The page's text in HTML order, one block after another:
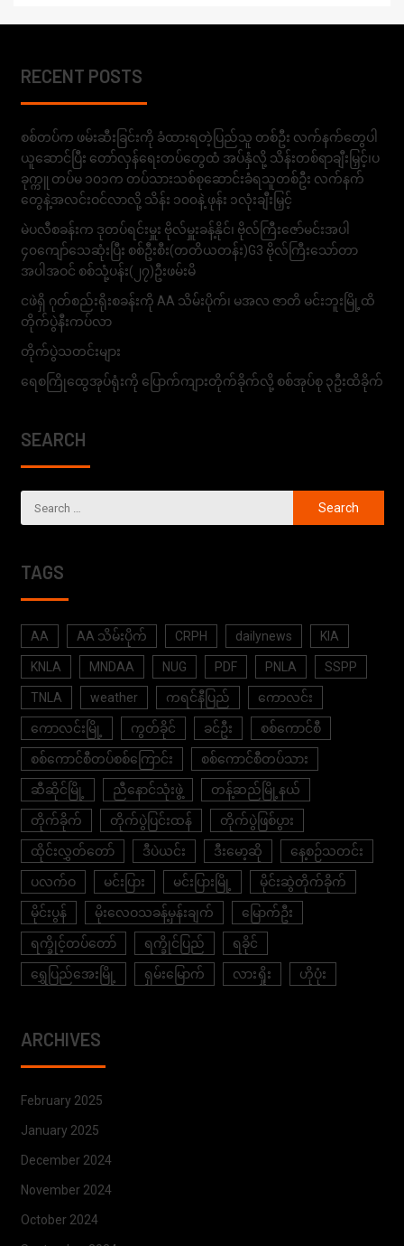
RECENT POSTS
စစ်တပ်က ဖမ်းဆီးခြင်းကို ခံထားရတဲ့ပြည်သူ တစ်ဦး လက်နက်တွေပါ
ယူဆောင်ပြီး တော်လှန်ရေးတပ်တွေထံ အပ်နှံလို့ သိန်းတစ်ရာချီးမြှင့်၊ပ
ခုက္ကူ တပ်မ ၁၀၁က တပ်သားသစ်စုဆောင်းခံရသူတစ်ဦး လက်နက်
တွေနဲ့အလင်းဝင်လာလို့ သိန်း ၁၀၀နဲ့ ဖုန်း ၁လုံးချီးမြှင့်
မဲပလီစခန်းက ဒုတပ်ရင်းမှူး ဗိုလ်မှူးခန့်နိုင်၊ ဗိုလ်ကြီးဇော်မင်းအပါ
၄၀ကျော်သေဆုံးပြီး စစ်ဦးစီး(တတိယတန်း)G3 ဗိုလ်ကြီးသော်တာ
အပါအဝင် စစ်သုံ့ပန်း(၂၇)ဦးဖမ်းမိ
ငဖဲရှိ ဂုတ်စည်းရိုးစခန်းကို AA သိမ်းပိုက်၊ မအလ ဇာတိ မင်းဘူးမြို့ထိ
တိုက်ပွဲနီးကပ်လာ
တိုက်ပွဲသတင်းများ
ရေစကြိုထွေအုပ်ရုံးကို ပြောက်ကျားတိုက်ခိုက်လို့ စစ်အုပ်စု ၃ဦးထိခိုက်
SEARCH
TAGS
AA AA သိမ်းပိုက် CRPH dailynews KIA
KNLA MNDAA NUG PDF PNLA SSPP
TNLA weather ကရင်နီပြည် ကောလင်း
ကောလင်းမြို့ ကွတ်ခိုင် ခင်ဦး စစ်ကောင်စီ
စစ်ကောင်စီတပ်စစ်ကြောင်း စစ်ကောင်စီတပ်သား
ဆီဆိုင်မြို့ ညီနောင်သုံးဖွဲ့ တန့်ဆည်မြို့နယ်
တိုက်ခိုက် တိုက်ပွဲပြင်းထန် တိုက်ပွဲဖြစ်ပွား
ထိုင်းလွှတ်တော် ဒီပဲယင်း ဒီးမော့ဆို နေ့စဉ်သတင်း
ပလက်ဝ မင်းပြား မင်းပြားမြို့ မိုင်းဆွဲတိုက်ခိုက်
မိုင်းပွန် မိုးလေဝသခန့်မှန်းချက် မြောက်ဦး
ရက္ခိုင့်တပ်တော် ရက္ခိုင်ပြည် ရခိုင်
ရွှေပြည်အေးမြို့ ရှမ်းမြောက် လားရှိုး ဟိုပုံး
ARCHIVES
February 2025
January 2025
December 2024
November 2024
October 2024